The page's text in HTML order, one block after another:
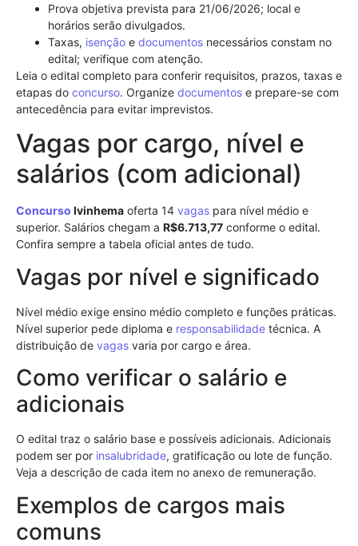
Prova objetiva prevista para 21/06/2026; local e
horários serão divulgados.
Taxas, isenção e documentos necessários constam no
edital; verifique com atenção.
Leia o edital completo para conferir requisitos, prazos, taxas e
etapas do concurso. Organize documentos e prepare-se com
antecedência para evitar imprevistos.
Vagas por cargo, nível e
salários (com adicional)
Concurso Ivinhema oferta 14 vagas para nível médio e
superior. Salários chegam a R$6.713,77 conforme o edital.
Confira sempre a tabela oficial antes de tudo.
Vagas por nível e significado
Nível médio exige ensino médio completo e funções práticas.
Nível superior pede diploma e responsabilidade técnica. A
distribuição de vagas varia por cargo e área.
Como verificar o salário e
adicionais
O edital traz o salário base e possíveis adicionais. Adicionais
podem ser por insalubridade, gratificação ou lote de função.
Veja a descrição de cada item no anexo de remuneração.
Exemplos de cargos mais
comuns